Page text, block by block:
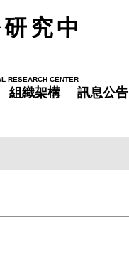
究中
RESEARCH CENTER
組織架構 訊息公告